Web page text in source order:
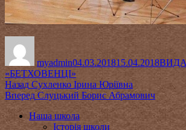
myadmin
Оприлюднено
04.03.201815.04.2018
«БЕТХОВЕНЦІ»
Навігація
записів
Назад Попередній
запис:
Сухленко Ірина Юріївна
Вперед Наступний
запис:
Слуцький Борис Абрамович
Наша школа
Історія школи